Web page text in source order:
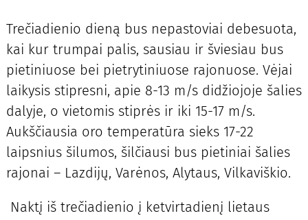
Trečiadienio dieną bus nepastoviai debesuota,
kai kur trumpai palis, sausiau ir šviesiau bus
pietiniuose bei pietrytiniuose rajonuose. Vėjai
laikysis stipresni, apie 8-13 m/s didžiojoje šalies
dalyje, o vietomis stiprės ir iki 15-17 m/s.
Aukščiausia oro temperatūra sieks 17-22
laipsnius šilumos, šilčiausi bus pietiniai šalies
rajonai – Lazdijų, Varėnos, Alytaus, Vilkaviškio.
Naktį iš trečiadienio į ketvirtadienį lietaus